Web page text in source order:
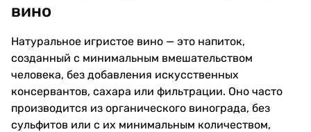
вино
Натуральное игристое вино — это напиток,
созданный с минимальным вмешательством
человека, без добавления искусственных
консервантов, сахара или фильтрации. Оно часто
производится из органического винограда, без
сульфитов или с их минимальным количеством,